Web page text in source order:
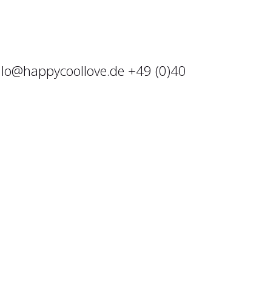
+49 (0)40